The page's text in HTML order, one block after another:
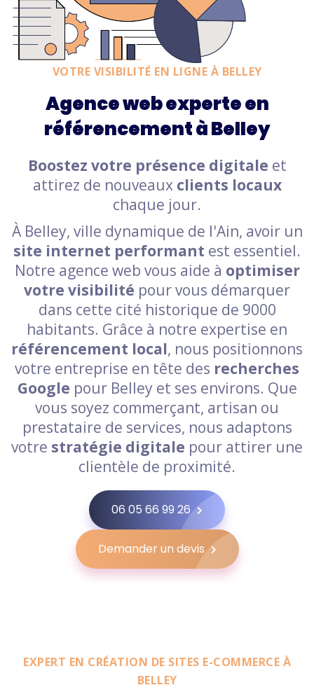
VOTRE VISIBILITÉ EN LIGNE À BELLEY
Agence web experte en
référencement à Belley
Boostez votre présence digitale et
attirez de nouveaux clients locaux
chaque jour.
À Belley, ville dynamique de l'Ain, avoir un
site internet performant est essentiel.
Notre agence web vous aide à optimiser
votre visibilité pour vous démarquer
dans cette cité historique de 9000
habitants. Grâce à notre expertise en
référencement local, nous positionnons
votre entreprise en tête des recherches
Google pour Belley et ses environs. Que
vous soyez commerçant, artisan ou
prestataire de services, nous adaptons
votre stratégie digitale pour attirer une
clientèle de proximité.
06 05 66 99 26
Demander un devis
EXPERT EN CRÉATION DE SITES E-COMMERCE À
BELLEY